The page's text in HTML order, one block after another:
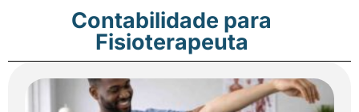
Contabilidade para
Fisioterapeuta